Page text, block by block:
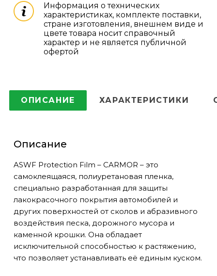
Информация о технических
характеристиках, комплекте поставки,
стране изготовления, внешнем виде и
цвете товара носит справочный
характер и не является публичной
офертой
ОПИСАНИЕ ХАРАКТЕРИСТИКИ
Описание
ASWF Protection Film – CARMOR – это
самоклеящаяся, полиуретановая пленка,
специально разработанная для защиты
лакокрасочного покрытия автомобилей и
других поверхностей от сколов и абразивного
воздействия песка, дорожного мусора и
каменной крошки. Она обладает
исключительной способностью к растяжению,
что позволяет устанавливать её единым куском.